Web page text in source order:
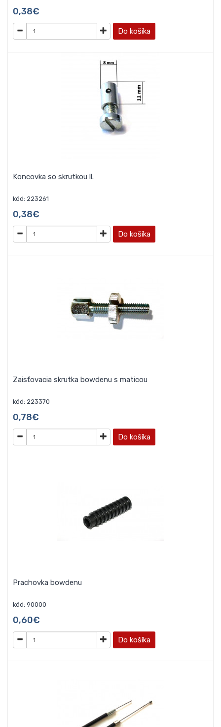
0,38€
Do košíka
Koncovka so skrutkou ll.
kód: 223261
0,38€
Do košíka
Zaisťovacia skrutka bowdenu s maticou
kód: 223370
0,78€
Do košíka
Prachovka bowdenu
kód: 90000
0,60€
Do košíka